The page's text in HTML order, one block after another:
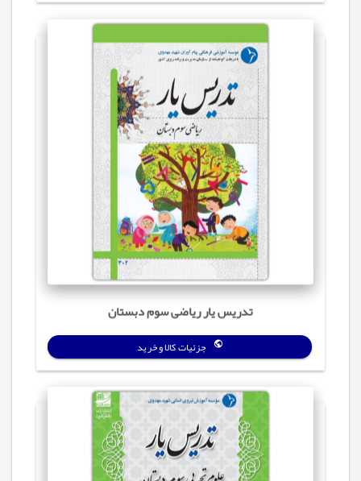
تدریس یار ریاضی سوم دبستان
جزئیات کالا و خرید